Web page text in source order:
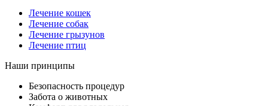
Лечение кошек
Лечение собак
Лечение грызунов
Лечение птиц
Наши принципы
Безопасность процедур
Забота о животных